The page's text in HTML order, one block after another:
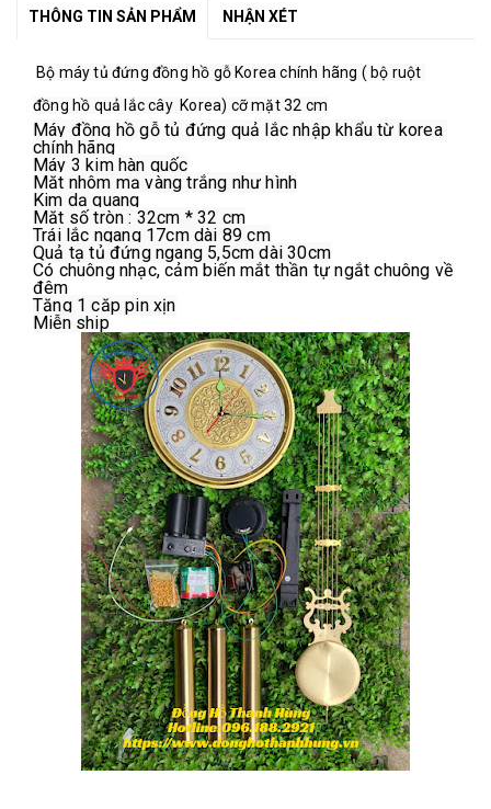
THÔNG TIN SẢN PHẨM NHẬN XÉT
Bộ máy tủ đứng đồng hồ gỗ Korea chính hãng ( bộ ruột
đồng hồ quả lắc cây  Korea) cỡ mặt 32 cm
Máy đồng hồ gỗ tủ đứng quả lắc nhập khẩu từ korea
chính hãng
Máy 3 kim hàn quốc
Mặt nhôm mạ vàng trắng như hình
Kim dạ quang
Mặt số tròn : 32cm * 32 cm
Trái lắc ngang 17cm dài 89 cm
Quả tạ tủ đứng ngang 5,5cm dài 30cm
Có chuông nhạc, cảm biến mắt thần tự ngắt chuông về
đêm
Tặng 1 cặp pin xịn
Miễn ship